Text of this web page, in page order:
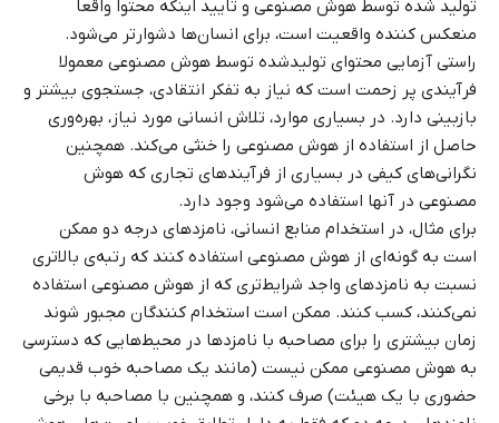
تولید شده توسط هوش مصنوعی و تایید اینکه محتوا واقعا
منعکس‌ کننده واقعیت است، برای انسان‌ها دشوارتر می‌شود.
راستی‌ آزمایی محتوای تولیدشده توسط هوش مصنوعی معمولا
فرآیندی پر زحمت است که نیاز به تفکر انتقادی، جستجوی بیشتر و
بازبینی دارد. در بسیاری موارد، تلاش انسانی مورد نیاز، بهره‌وری
حاصل از استفاده از هوش مصنوعی را خنثی می‌کند. همچنین
نگرانی‌های کیفی در بسیاری از فرآیندهای تجاری که هوش
مصنوعی در آنها استفاده می‌شود وجود دارد.
برای مثال، در استخدام منابع انسانی، نامزدهای درجه دو ممکن
است به گونه‌ای از هوش مصنوعی استفاده کنند که رتبه‌ی بالاتری
نسبت به نامزدهای واجد شرایط‌تری که از هوش مصنوعی استفاده
نمی‌کنند، کسب کنند. ممکن است استخدام‌ کنندگان مجبور شوند
زمان بیشتری را برای مصاحبه با نامزدها در محیط‌هایی که دسترسی
به هوش مصنوعی ممکن نیست (مانند یک مصاحبه خوب قدیمی
حضوری با یک هیئت) صرف کنند، و همچنین با مصاحبه با برخی